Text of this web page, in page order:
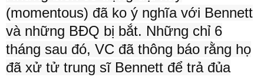
(momentous) đã ko ý nghĩa với Bennett
và những BĐQ bị bắt. Những chỉ 6
tháng sau đó, VC đã thông báo rằng họ
đã xử tử trung sĩ Bennett để trả đủa